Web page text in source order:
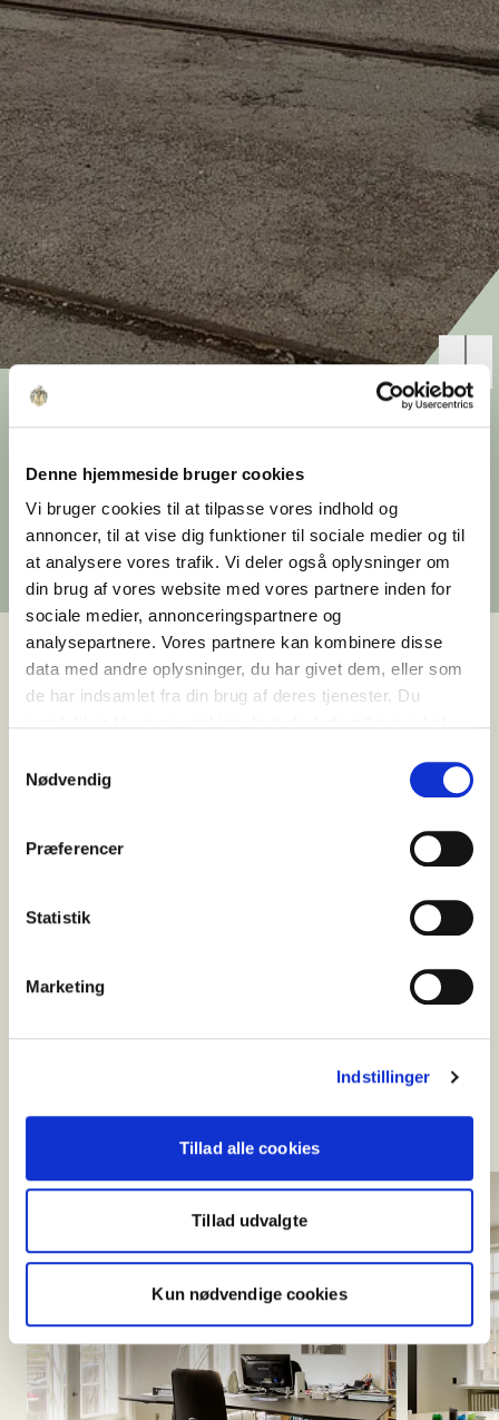
Denne hjemmeside bruger cookies
Vi bruger cookies til at tilpasse vores indhold og
annoncer, til at vise dig funktioner til sociale medier og til
at analysere vores trafik. Vi deler også oplysninger om
din brug af vores website med vores partnere inden for
sociale medier, annonceringspartnere og
analysepartnere. Vores partnere kan kombinere disse
data med andre oplysninger, du har givet dem, eller som
de har indsamlet fra din brug af deres tjenester. Du
Nødvendig
Præferencer
Statistik
Marketing
Indstillinger
Tillad alle cookies
Tillad udvalgte
Kun nødvendige cookies
Sverigesgade 16
I et historisk, rødmalet pakhus direkte ved
kontorfællesskab, hvor nærheden til vandet,
lyset og historien skaber en særlig arbejdsro
midt i Odense.
Historiske rammer med udsigt
Sverigesgade 16 ligger i hjertet af Odense Havn – i
et af byens ældste pakhuse, som med sin røde
træfacade og store sprossede vinduer danner
ramme om et roligt og inspirerende kontormiljø.
Her mærkes forbindelsen til havnens historie i
både materialer og proportioner, samtidig med at
Ejendommen er nænsomt renoveret, så de
vægge og det naturlige lys fra vandet spiller